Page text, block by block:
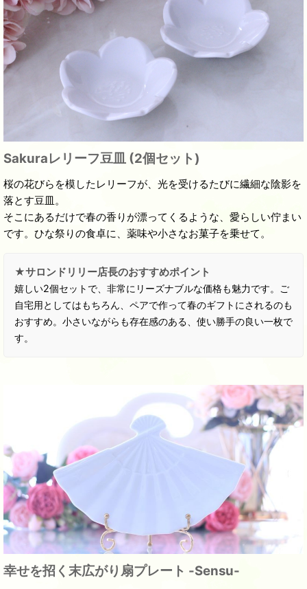
Sakuraレリーフ豆皿 (2個セット)
桜の花びらを模したレリーフが、光を受けるたびに繊細な陰影を
落とす豆皿。
そこにあるだけで春の香りが漂ってくるような、愛らしい佇まい
です。ひな祭りの食卓に、薬味や小さなお菓子を乗せて。
★サロンドリリー店長のおすすめポイント
嬉しい2個セットで、非常にリーズナブルな価格も魅力です。ご
自宅用としてはもちろん、ペアで作って春のギフトにされるのも
おすすめ。小さいながらも存在感のある、使い勝手の良い一枚で
す。
幸せを招く末広がり扇プレート -Sensu-